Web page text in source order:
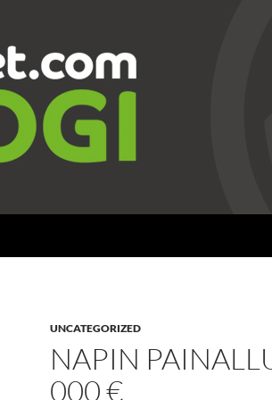
UNCATEGORIZED
NAPIN
000 €